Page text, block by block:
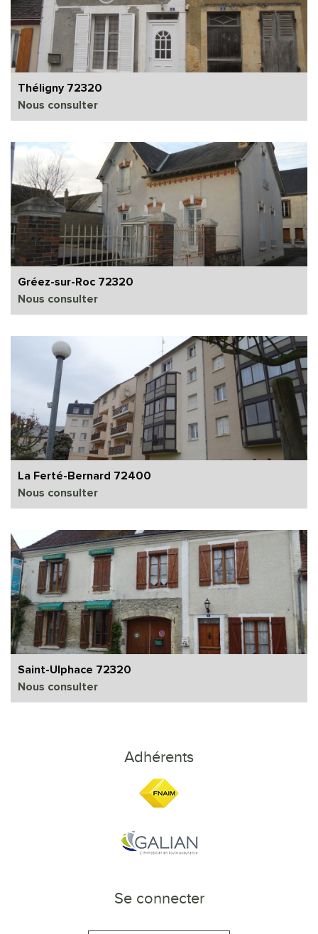
Théligny 72320
Nous consulter
Gréez-sur-Roc 72320
Nous consulter
La Ferté-Bernard 72400
Nous consulter
Saint-Ulphace 72320
Nous consulter
Adhérents
Se connecter